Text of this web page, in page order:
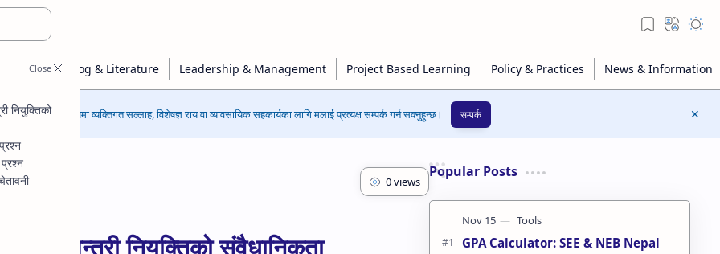
कुनै पनि विषयमा व्यक्तिगत सल्लाह, विशेषज्ञ राय वा व्यावसायिक सहकार्यका लागि मलाई प्रत्यक्ष सम्पर्क गर्न सक्नुहुन्छ। सम्पर्क
प्रधानमन्त्री नियुक्तिको संवैधानिकता
नियुक्तिको
प्रश्न
Popular Posts
GPA Calculator: SEE & NEB Nepal